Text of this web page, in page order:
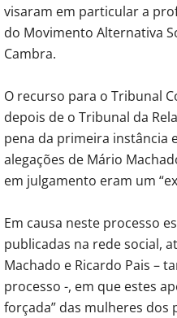
visaram em particular a
do Movimento Alternativa
Cambra.
O recurso para o Tribunal
depois de o Tribunal da
pena da primeira instância
alegações de Mário
em julgamento eram um
Em causa neste processo
publicadas na rede social,
Machado e Ricardo Pais –
processo -, em que estes
forçada” das mulheres dos